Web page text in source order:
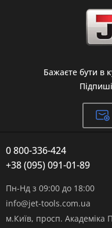
Бажаєте бути в
0 800-336-424
+38 (095) 091-01-89
Пн-Нд з 09:00 до 18:00
info@jet-tools.com.ua
м.Київ, просп. Академіка